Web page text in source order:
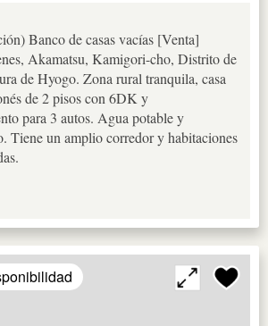
Banco de casas vacías [Venta]
Akamatsu, Kamigori-cho, Distrito de
de Hyogo. Zona rural tranquila, casa
de 2 pisos con 6DK y
para 3 autos. Agua potable y
Tiene un amplio corredor y habitaciones